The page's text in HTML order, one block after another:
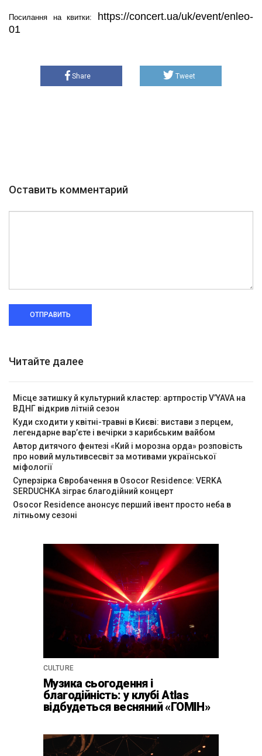
Посилання на квитки: https://concert.ua/uk/event/enleo-
01
Share Tweet
Оставить комментарий
ОТПРАВИТЬ
Читайте далее
Місце затишку й культурний кластер: артпростір V’YAVA на
ВДНГ відкрив літній сезон
Куди сходити у квітні-травні в Києві: вистави з перцем,
легендарне вар’єте і вечірки з карибським вайбом
Автор дитячого фентезі «Кий і морозна орда» розповість
про новий мультивсесвіт за мотивами української
міфології
Суперзірка Євробачення в Osocor Residence: VERKA
SERDUCHKA зіграє благодійний концерт
Osocor Residence анонсує перший івент просто неба в
літньому сезоні
CULTURE
Музика сьогодення і
благодійність: у клубі Atlas
відбудеться весняний «ГОМІН»